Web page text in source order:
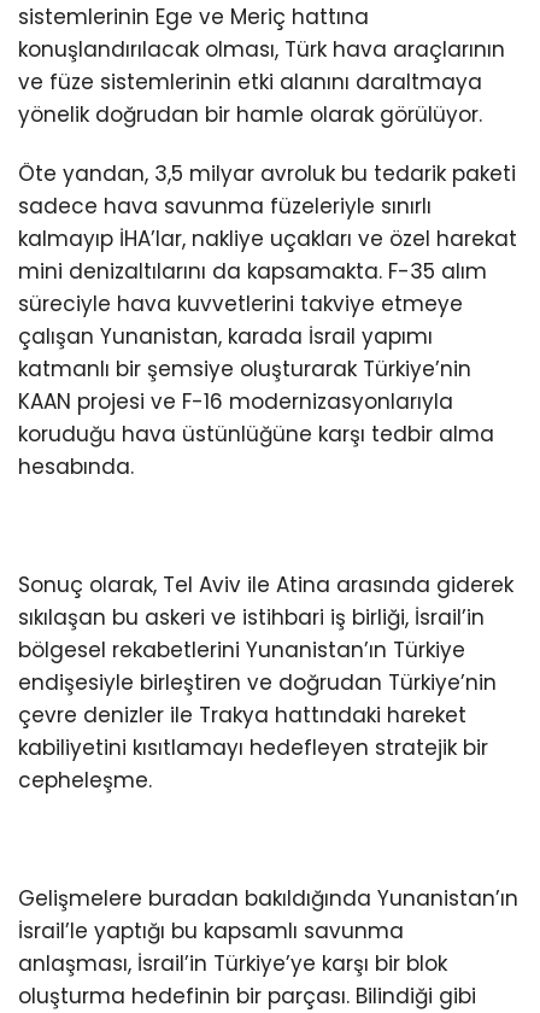
sistemlerinin Ege ve Meriç hattına
konuşlandırılacak olması, Türk hava araçlarının
ve füze sistemlerinin etki alanını daraltmaya
yönelik doğrudan bir hamle olarak görülüyor.
Öte yandan, 3,5 milyar avroluk bu tedarik paketi
sadece hava savunma füzeleriyle sınırlı
kalmayıp İHA’lar, nakliye uçakları ve özel harekat
mini denizaltılarını da kapsamakta. F-35 alım
süreciyle hava kuvvetlerini takviye etmeye
çalışan Yunanistan, karada İsrail yapımı
katmanlı bir şemsiye oluşturarak Türkiye’nin
KAAN projesi ve F-16 modernizasyonlarıyla
koruduğu hava üstünlüğüne karşı tedbir alma
hesabında.
Sonuç olarak, Tel Aviv ile Atina arasında giderek
sıkılaşan bu askeri ve istihbari iş birliği, İsrail’in
bölgesel rekabetlerini Yunanistan’ın Türkiye
endişesiyle birleştiren ve doğrudan Türkiye’nin
çevre denizler ile Trakya hattındaki hareket
kabiliyetini kısıtlamayı hedefleyen stratejik bir
cepheleşme.
Gelişmelere buradan bakıldığında Yunanistan’ın
İsrail’le yaptığı bu kapsamlı savunma
anlaşması, İsrail’in Türkiye’ye karşı bir blok
oluşturma hedefinin bir parçası. Bilindiği gibi